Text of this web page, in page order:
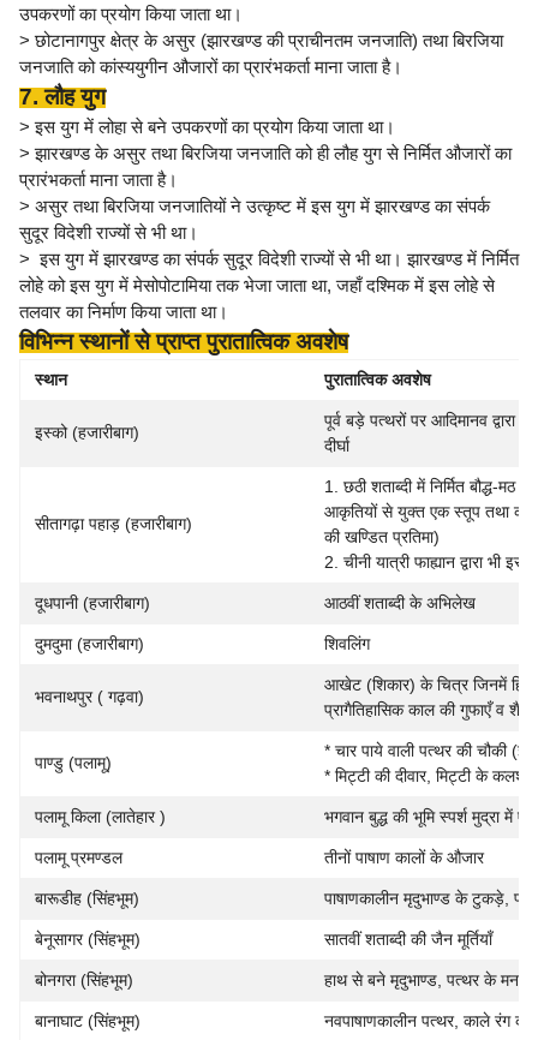
उपकरणों का प्रयोग किया जाता था।
> छोटानागपुर क्षेत्र के असुर (झारखण्ड की प्राचीनतम जनजाति) तथा बिरजिया
जनजाति को कांस्ययुगीन औजारों का प्रारंभकर्ता माना जाता है।
7. लौह युग
> इस युग में लोहा से बने उपकरणों का प्रयोग किया जाता था।
> झारखण्ड के असुर तथा बिरजिया जनजाति को ही लौह युग से निर्मित औजारों का
प्रारंभकर्ता माना जाता है।
> असुर तथा बिरजिया जनजातियों ने उत्कृष्ट में इस युग में झारखण्ड का संपर्क
सुदूर विदेशी राज्यों से भी था।
> इस युग में झारखण्ड का संपर्क सुदूर विदेशी राज्यों से भी था। झारखण्ड में निर्मित
लोहे को इस युग में मेसोपोटामिया तक भेजा जाता था, जहाँ दश्मिक में इस लोहे से
तलवार का निर्माण किया जाता था।
विभिन्न स्थानों से प्राप्त पुरातात्विक अवशेष
स्थान पुरातात्विक अवशेष
इस्को (हजारीबाग)
पूर्व बड़े पत्थरों पर आदिमानव द्वारा
दीर्घा
सीतागढ़ा पहाड़ (हजारीबाग)
1. छठी शताब्दी में निर्मित बौद्ध-
आकृतियों से युक्त एक स्तूप तथा
की खण्डित प्रतिमा)
2. चीनी यात्री फाह्यान द्वारा भी
दूधपानी (हजारीबाग) आठवीं शताब्दी के अभिलेख
दुमदुमा (हजारीबाग) शिवलिंग
भवनाथपुर ( गढ़वा)
आखेट (शिकार) के चित्र जिनमें
प्रागैतिहासिक काल की गुफाएँ व शैल
पाण्डु (पलामू)
* चार पाये वाली पत्थर की चौकी
* मिट्टी की दीवार, मिट्टी के
पलामू किला (लातेहार ) भगवान बुद्ध की भूमि स्पर्श मुद्रा में एक
पलामू प्रमण्डल तीनों पाषाण कालों के औजार
बारूडीह (सिंहभूम) पाषाणकालीन मृदुभाण्ड के टुकड़े,
बेनूसागर (सिंहभूम) सातवीं शताब्दी की जैन मूर्तियाँ
बोनगरा (सिंहभूम) हाथ से बने मृदुभाण्ड, पत्थर के
बानाघाट (सिंहभूम) नवपाषाणकालीन पत्थर, काले रंग का